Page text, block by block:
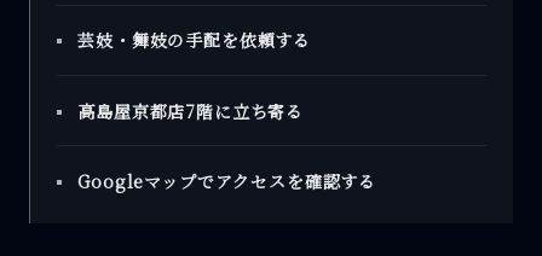
芸妓・舞妓の手配を依頼する
高島屋京都店7階に立ち寄る
Googleマップでアクセスを確認する